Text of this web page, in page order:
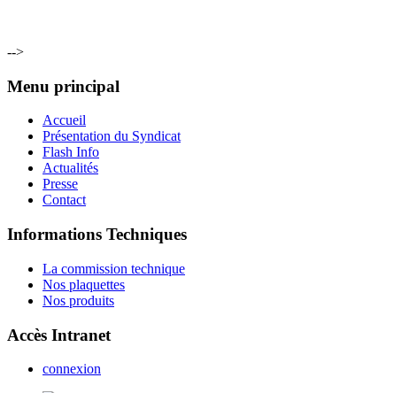
-->
Menu principal
Accueil
Présentation du Syndicat
Flash Info
Actualités
Presse
Contact
Informations Techniques
La commission technique
Nos plaquettes
Nos produits
Accès Intranet
connexion